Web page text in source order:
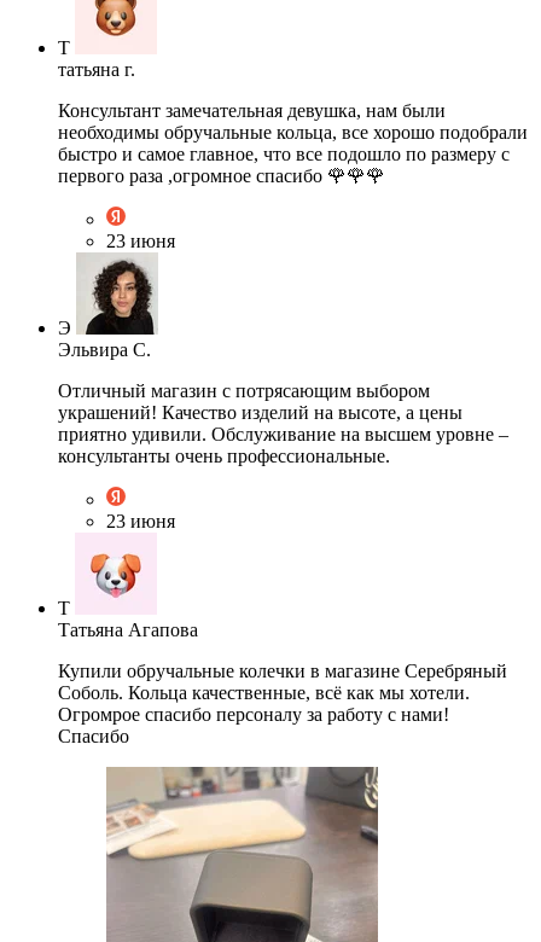
Т
татьяна г.
Консультант замечательная девушка, нам были
необходимы обручальные кольца, все хорошо подобрали
быстро и самое главное, что все подошло по размеру с
первого раза ,огромное спасибо 🌹🌹🌹
23 июня
Э
Эльвира С.
Отличный магазин с потрясающим выбором
украшений! Качество изделий на высоте, а цены
приятно удивили. Обслуживание на высшем уровне –
консультанты очень профессиональные.
23 июня
Т
Татьяна Агапова
Купили обручальные колечки в магазине Серебряный
Соболь. Кольца качественные, всё как мы хотели.
Огромрое спасибо персоналу за работу с нами!
Спасибо